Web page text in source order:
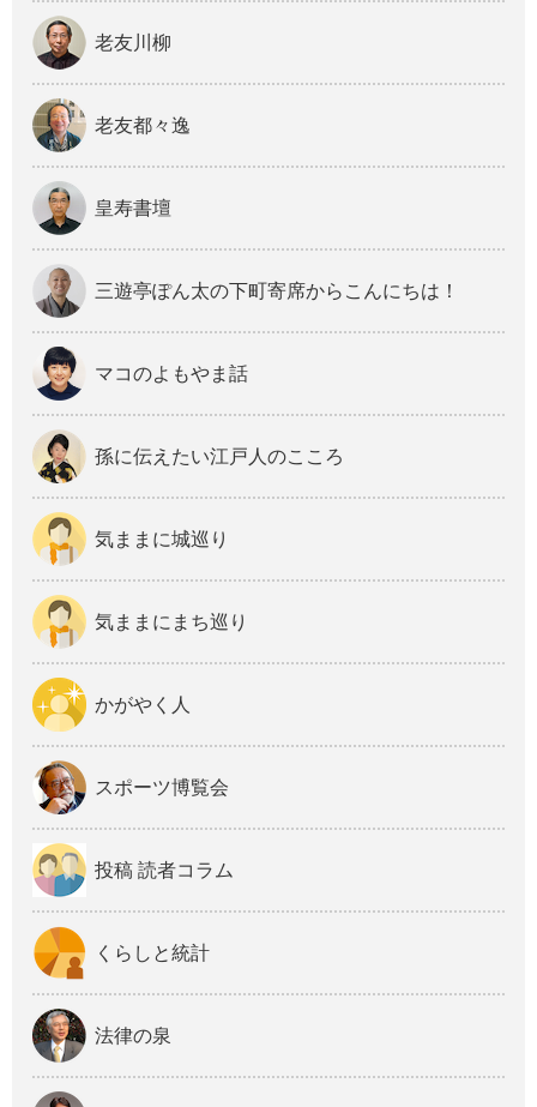
老友川柳
老友都々逸
皇寿書壇
三遊亭ぽん太の下町寄席からこんにちは！
マコのよもやま話
孫に伝えたい江戸人のこころ
気ままに城巡り
気ままにまち巡り
かがやく人
スポーツ博覧会
投稿 読者コラム
くらしと統計
法律の泉